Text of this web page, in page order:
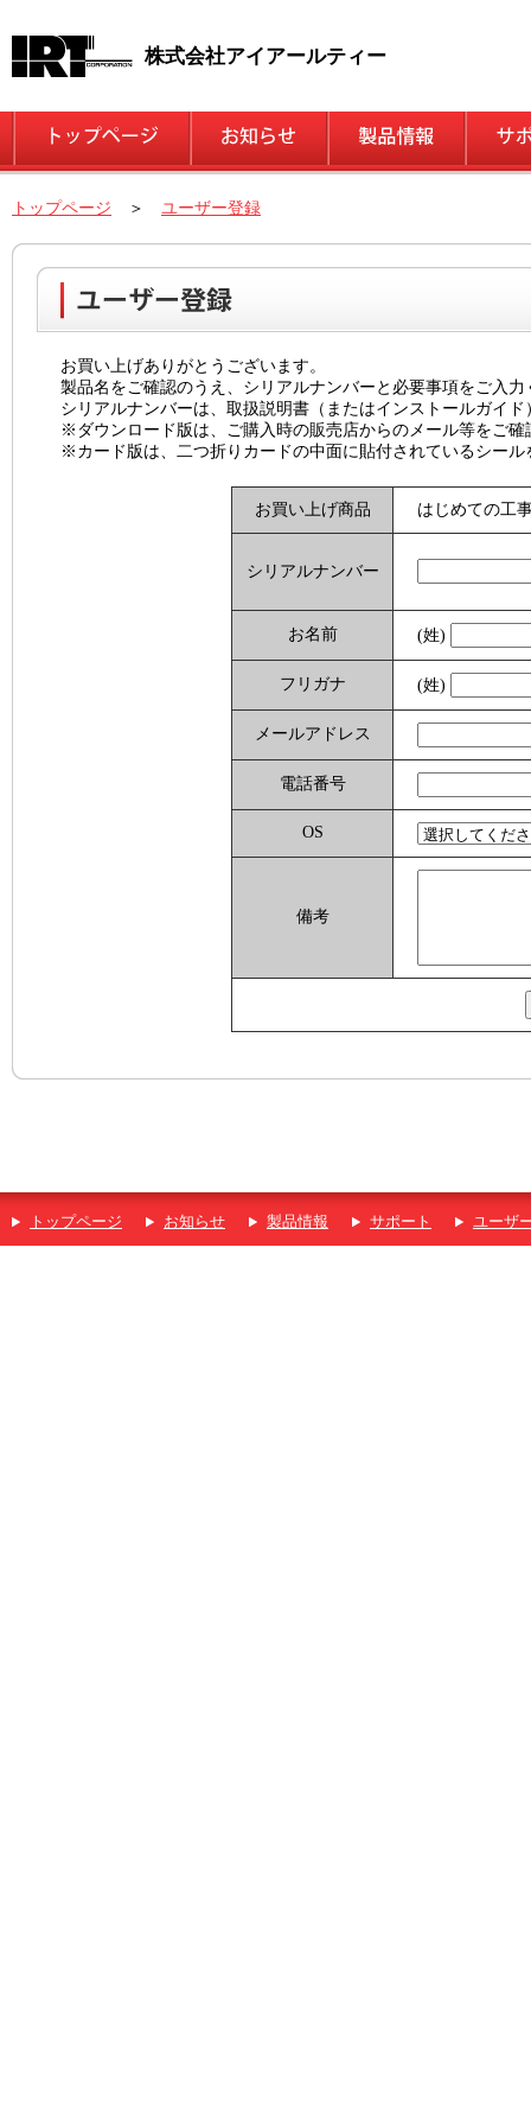
株式会社アイアールティー
トップページ ＞ ユーザー登録
お買い上げありがとうございます。
製品名をご確認のうえ、シリアルナンバーと必要事項をご入力
シリアルナンバーは、取扱説明書（またはインストールガイ
※ダウンロード版は、ご購入時の販売店からのメール等をご確
※カード版は、二つ折りカードの中面に貼付されているシール
お買い上げ商品 はじめての工
シリアルナンバー
お名前 (姓)
フリガナ (姓)
メールアドレス
電話番号
OS
備考
トップページ お知らせ 製品情報 サポート ユーザ